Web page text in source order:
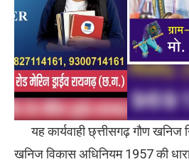
यह कार्यवाही छ्त्तीसगढ़ गौण खनिज
खनिज विकास अधिनियम 1957 की